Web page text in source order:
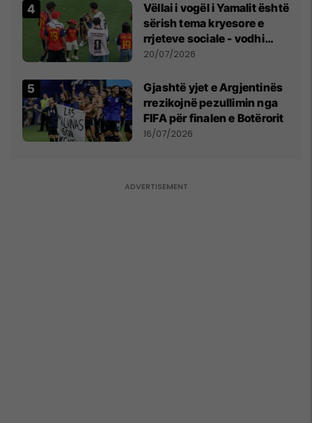
Vëllai i vogël i Yamalit është
sërish tema kryesore e
rrjeteve sociale - vodhi
vëmendjen pas finales së
20/07/2026
Gjashtë yjet e Argjentinës
rrezikojnë pezullimin nga
FIFA për finalen e Botërorit
16/07/2026